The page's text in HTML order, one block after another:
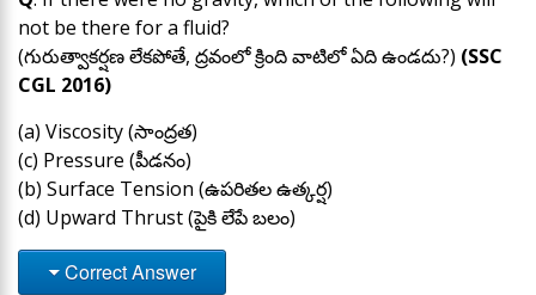
not be there for a fluid?
(గురుత్వాకర్షణ లేకపోతే, ద్రవంలో క్రింది వాటిలో ఏది ఉండదు?) (SSC
CGL 2016)
(a) Viscosity (సాంద్రత)
(c) Pressure (పీడనం)
(b) Surface Tension (ఉపరితల ఉత్కర్ష)
(d) Upward Thrust (పైకి లేపే బలం)
Correct Answer